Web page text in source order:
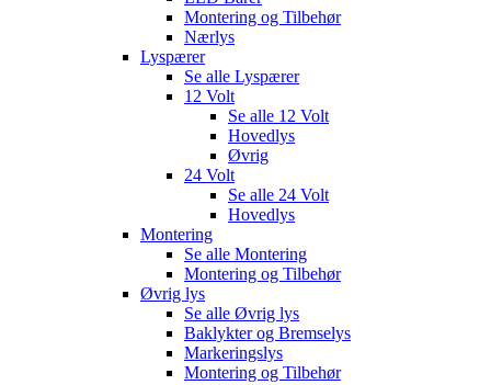
Montering og Tilbehør
Nærlys
Lyspærer
Se alle Lyspærer
12 Volt
Se alle 12 Volt
Hovedlys
Øvrig
24 Volt
Se alle 24 Volt
Hovedlys
Montering
Se alle Montering
Montering og Tilbehør
Øvrig lys
Se alle Øvrig lys
Baklykter og Bremselys
Markeringslys
Montering og Tilbehør